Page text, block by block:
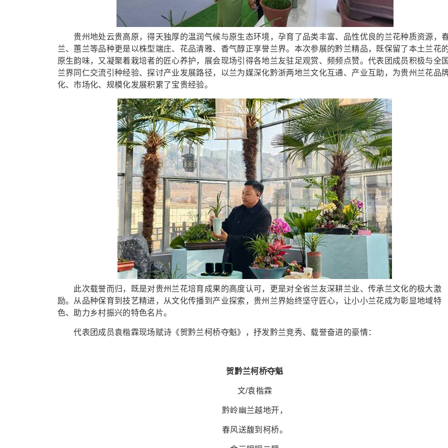
贵州地处云贵高原，得天独厚的温润气候与原生态环境，孕育了品类丰富、品性优良的兰花种质资源，
兰、蕙兰等品种更是以株型端庄、花品清雅、香气醇正享誉兰界。本次参展的黔兰精品，既保留了本土兰花
原生韵味，又凝聚着栽培者的匠心养护，展会现场引得各地兰友驻足观赏、频频点赞。代表团成员积极与全国
兰界同仁交流引种经验、探讨产业发展路径，以兰为媒深化黔浙两地兰文化互通、产业互助，为贵州兰花品
化、市场化、规模化发展积累了宝贵经验。
此次载誉而归，既是对贵州兰花培育成果的高度认可，更是对全省兰友深耕兰业、传承兰文化的极大激
励。从品种保育到技艺精进，从文化传播到产业探索，贵州兰界始终坚守匠心，让小小兰花成为彰显地域特
色、助力乡村振兴的特色名片。
代表团成员袁楷霖现场赋诗《贺黔兰柯桥夺魁》，抒发黔兰竞秀、载誉奋进的豪情：
贺黔兰柯桥夺魁
文/袁楷霖
黔岭幽兰越地开，
春风送馥到柯桥。